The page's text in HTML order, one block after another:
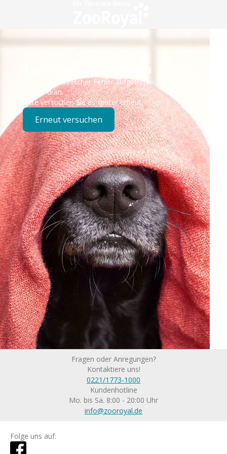
Technisches Problem
Es ist ein technischer Fehler aufgetreten – wir sind
bereits dran.
Bitte versuchen Sie es später erneut.
Erneut versuchen
Fragen oder Anregungen?
Kontaktiere uns!
0221/1773-1000
Kundenhotline
Mo. bis Sa. 8:00 - 20:00 Uhr
info@zooroyal.de
Folge uns auf: